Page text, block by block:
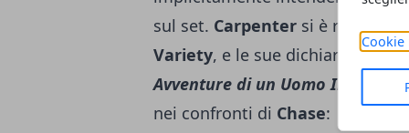
Cookie
sul set. Carpenter si è
Variety, e le sue dichiarazioni
Avventure di un Uomo Invisibile
nei confronti di Chase: